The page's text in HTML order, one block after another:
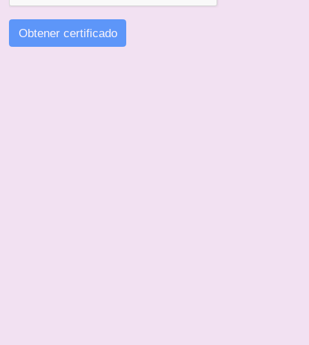
Obtener certificado